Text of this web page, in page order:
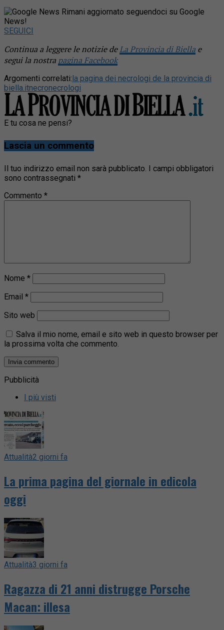
Rimani aggiornato seguendoci su Google
News!
SEGUICI
Continua a leggere le notizie deLa Provincia di Biella e
segui la nostra pagina Facebook
Argomenti correlati:la pagina dei necrologi de la provincia di
biella.itnecronecrologi
E tu cosa ne pensi?
Lascia un commento
Il tuo indirizzo email non sarà pubblicato. I campi obbligatori
sono contrassegnati *
Commento *
Nome *
Email *
Sito web
Salva il mio nome, email e sito web in questo browser per
la prossima volta che commento.
Pubblicità
I più visti
Attualità2 giorni fa
La prima pagina del giornale in edicola
oggi
Attualità3 giorni fa
Ragazza di 21 anni distrugge Porsche
Macan: illesa